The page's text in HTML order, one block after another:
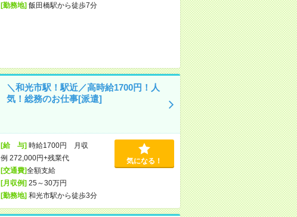
[勤務地]飯田橋駅から徒歩7分
＼和光市駅！駅近／高時給1700円！人
気！総務のお仕事[派遣]
[給 与]時給1700円 月収
例 272,000円+残業代
[交通費]全額支給
[月収例]25～30万円
[勤務地]和光市駅から徒歩3分
気になる！